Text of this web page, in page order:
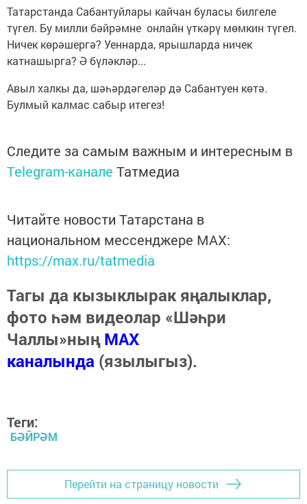
Татарстанда Сабантуйлары кайчан буласы билгеле
түгел. Бу милли бәйрәмне онлайн үткәрү мөмкин түгел.
Ничек көрәшергә? Уеннарда, ярышларда ничек
катнашырга? Ә бүләкләр...
Авыл халкы да, шәһәрдәгеләр дә Сабантуен көтә.
Булмый калмас сабыр итегез!
Следите за самым важным и интересным в
Telegram-канале Татмедиа
Читайте новости Татарстана в
национальном мессенджере MАХ:
https://max.ru/tatmedia
Тагы да кызыклырак яңалыклар,
фото һәм видеолар «Шәһри
Чаллы»ныңMAX
каналында (язылыгыз).
Теги:
БӘЙРӘМ
Перейти на страницу новости